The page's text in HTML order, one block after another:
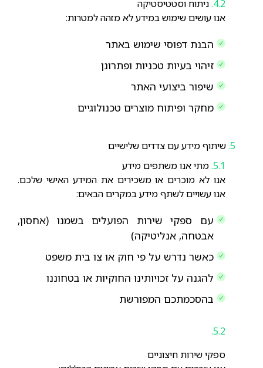
ניתוח וסטטיסטיקה
אנו עושים שימוש במידע לא מזהה למטרות:
הבנת דפוסי שימוש באתר
זיהוי בעיות טכניות ופתרונן
שיפור ביצועי האתר
מחקר ופיתוח מוצרים טכנולוגיים
שיתוף מידע עם צדדים שלישיים
מתי אנו משתפים מידע
אנו לא מוכרים או משכירים את המידע האישי שלכם.
אנו עשויים לשתף מידע במקרים הבאים:
עם ספקי שירות הפועלים בשמנו (אחסון,
אבטחה, אנליטיקה)
כאשר נדרש על פי חוק או צו בית משפט
להגנה על זכויותינו החוקיות או בטחוננו
בהסכמתכם המפורשת
ספקי שירות חיצוניים